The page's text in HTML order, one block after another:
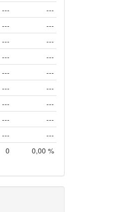
---
---
---
---
---
---
---
---
---
---
---
---
---
---
---
---
---
---
0 0,00 %